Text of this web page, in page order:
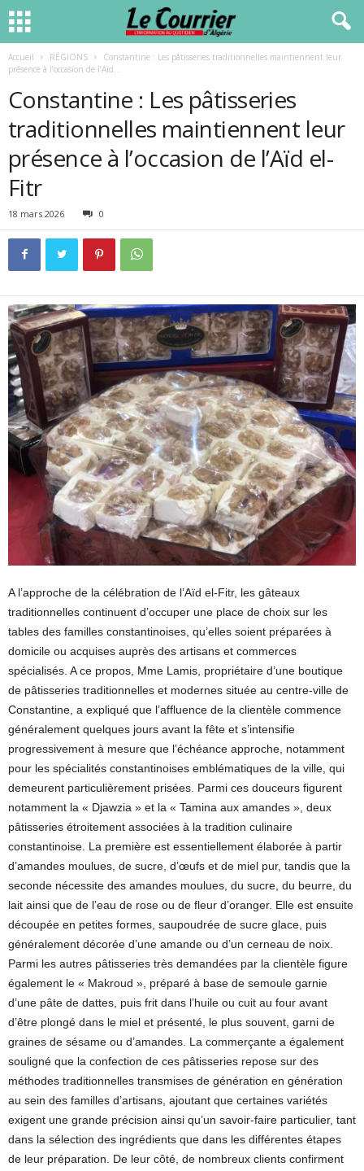
Accueil RÉGIONS
Constantine : Les pâtisseries traditionnelles maintiennent leur
présence à l’occasion de l’Aïd...
Constantine : Les pâtisseries
traditionnelles maintiennent leur
présence à l’occasion de l’Aïd el-
Fitr
18 mars 2026 0
A l’approche de la célébration de l’Aïd el-Fitr, les gâteaux
traditionnelles continuent d’occuper une place de choix sur les
tables des familles constantinoises, qu’elles soient préparées à
domicile ou acquises auprès des artisans et commerces
spécialisés. A ce propos, Mme Lamis, propriétaire d’une boutique
de pâtisseries traditionnelles et modernes située au centre-ville de
Constantine, a expliqué que l’affluence de la clientèle commence
généralement quelques jours avant la fête et s’intensifie
progressivement à mesure que l’échéance approche, notamment
pour les spécialités constantinoises emblématiques de la ville, qui
demeurent particulièrement prisées. Parmi ces douceurs figurent
notamment la « Djawzia » et la « Tamina aux amandes », deux
pâtisseries étroitement associées à la tradition culinaire
constantinoise. La première est essentiellement élaborée à partir
d’amandes moulues, de sucre, d’œufs et de miel pur, tandis que la
seconde nécessite des amandes moulues, du sucre, du beurre, du
lait ainsi que de l’eau de rose ou de fleur d’oranger. Elle est ensuite
découpée en petites formes, saupoudrée de sucre glace, puis
généralement décorée d’une amande ou d’un cerneau de noix.
Parmi les autres pâtisseries très demandées par la clientèle figure
également le « Makroud », préparé à base de semoule garnie
d’une pâte de dattes, puis frit dans l’huile ou cuit au four avant
d’être plongé dans le miel et présenté, le plus souvent, garni de
graines de sésame ou d’amandes. La commerçante a également
souligné que la confection de ces pâtisseries repose sur des
méthodes traditionnelles transmises de génération en génération
au sein des familles d’artisans, ajoutant que certaines variétés
exigent une grande précision ainsi qu’un savoir-faire particulier, tant
dans la sélection des ingrédients que dans les différentes étapes
de leur préparation. De leur côté, de nombreux clients confirment